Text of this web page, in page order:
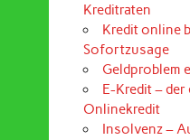
Kreditraten
Kredit online
Sofortzusage
Geldproblem
E-Kredit –
Onlinekredit
Insolvenz –